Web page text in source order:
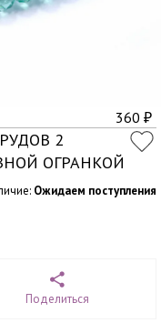
360 ₽
2
ОГРАНКОЙ
Ожидаем поступления
Поделиться